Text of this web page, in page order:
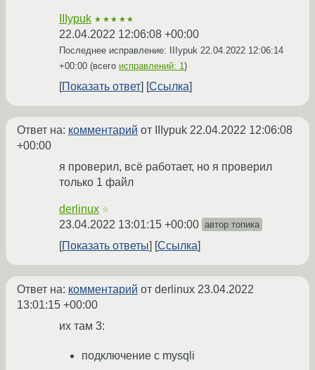
IIIypuk ★★★★★
22.04.2022 12:06:08 +00:00
Последнее исправление: IIIypuk 22.04.2022 12:06:14
+00:00 (всего исправлений: 1)
Показать ответ Ссылка
Ответ на: комментарий от IIIypuk 22.04.2022 12:06:08
+00:00
я проверил, всё работает, но я проверил
только 1 файл
derlinux ☆
23.04.2022 13:01:15 +00:00 автор топика
Показать ответы Ссылка
Ответ на: комментарий от derlinux 23.04.2022
13:01:15 +00:00
их там 3:
подключение с mysqli